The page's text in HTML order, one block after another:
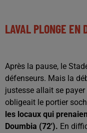
LAVAL PLONGE EN
Après la pause, le
défenseurs. Mais la
justesse allait se
obligeait le portier
les locaux qui
Doumbia (72'). En